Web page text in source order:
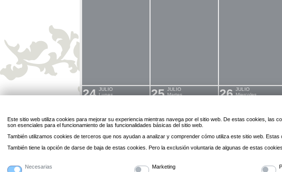
24 JULIO
Lunes
25 JULIO
Martes
26 JULIO
Miercoles
31 JULIO
1
AGOSTO
2 AGOSTO
Este sitio web utiliza cookies para mejorar su experiencia mientras navega por el sitio web. De estas cookies, las
son esenciales para el funcionamiento de las funcionalidades básicas del sitio web.
También utilizamos cookies de terceros que nos ayudan a analizar y comprender cómo utiliza este sitio web.
También tiene la opción de darse de baja de estas cookies. Pero la exclusión voluntaria de algunas de estas
Necesarias Marketing